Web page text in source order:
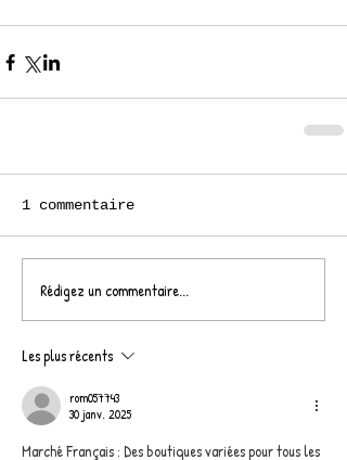
1 commentaire
Rédigez un commentaire...
Les plus récents
rom057743
30 janv. 2025
Marché Français : Des boutiques variées pour tous les